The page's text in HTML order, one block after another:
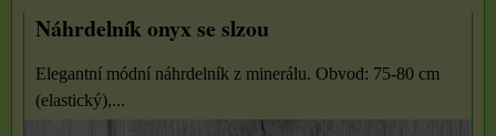
Náhrdelník onyx se slzou
Elegantní módní náhrdelník z minerálu. Obvod: 75-80 cm
(elastický),...